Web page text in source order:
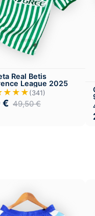
Real Betis
League 2025
(341)
€ 49,50€